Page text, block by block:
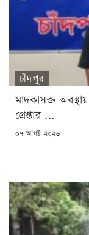
চাঁদপুর
মাদকাসক্ত
গ্রেপ্তার ...
POSTED
০৭ আগষ্ট ২০২৬